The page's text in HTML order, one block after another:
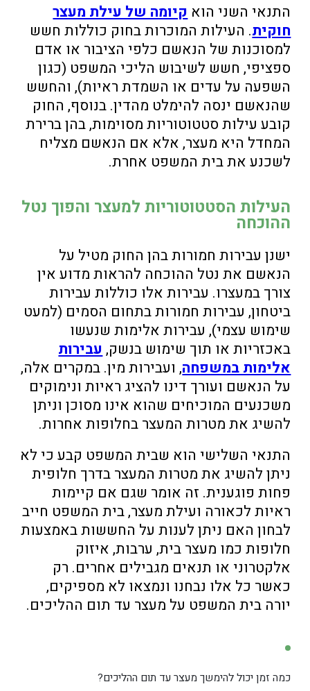
התנאי השני הוא קיומה של עילת מעצר
חוקית. העילות המוכרות בחוק כוללות חשש
למסוכנות של הנאשם כלפי הציבור או אדם
ספציפי, חשש לשיבוש הליכי המשפט (כגון
השפעה על עדים או השמדת ראיות), והחשש
שהנאשם ינסה להימלט מהדין. בנוסף, החוק
קובע עילות סטטוטוריות מסוימות, בהן ברירת
המחדל היא מעצר, אלא אם הנאשם מצליח
לשכנע את בית המשפט אחרת.
העילות הסטטוטוריות למעצר והפוך נטל
ההוכחה
ישנן עבירות חמורות בהן החוק מטיל על
הנאשם את נטל ההוכחה להראות מדוע אין
צורך במעצרו. עבירות אלו כוללות עבירות
ביטחון, עבירות חמורות בתחום הסמים (למעט
שימוש עצמי), עבירות אלימות שנעשו
באכזריות או תוך שימוש בנשק,עבירות
אלימות במשפחה, ועבירות מין. במקרים אלה,
על הנאשם ועורך דינו להציג ראיות ונימוקים
משכנעים המוכיחים שהוא אינו מסוכן וניתן
להשיג את מטרות המעצר בחלופות אחרות.
התנאי השלישי הוא שבית המשפט קבע כי לא
ניתן להשיג את מטרות המעצר בדרך חלופית
פחות פוגענית. זה אומר שגם אם קיימות
ראיות לכאורה ועילת מעצר, בית המשפט חייב
לבחון האם ניתן לענות על החששות באמצעות
חלופות כמו מעצר בית, ערבות, איזוק
אלקטרוני או תנאים מגבילים אחרים. רק
כאשר כל אלו נבחנו ונמצאו לא מספיקים,
יורה בית המשפט על מעצר עד תום ההליכים.
כמה זמן יכול להימשך מעצר עד תום ההליכים?